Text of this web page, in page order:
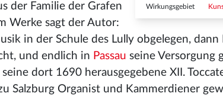
Wirkungsgebiet
der Familie der Grafen
Werke sagt der Autor:
in der Schule des Lully obgelegen, dann
und endlich in Passau seine Versorgung
dort 1690 herausgegebene XII.
Salzburg Organist und Kammerdiener